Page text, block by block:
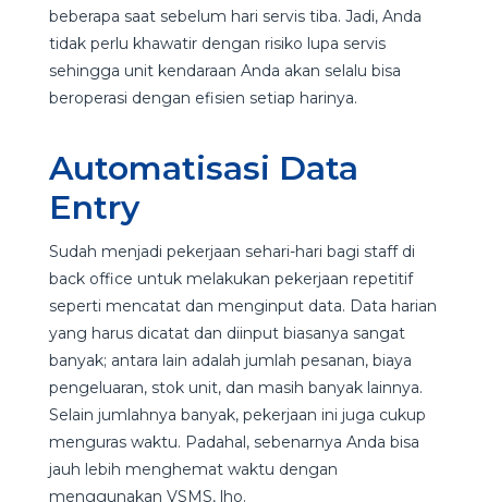
beberapa saat sebelum hari servis tiba. Jadi, Anda
tidak perlu khawatir dengan risiko lupa servis
sehingga unit kendaraan Anda akan selalu bisa
beroperasi dengan efisien setiap harinya.
Automatisasi Data
Entry
Sudah menjadi pekerjaan sehari-hari bagi staff di
back office untuk melakukan pekerjaan repetitif
seperti mencatat dan menginput data. Data harian
yang harus dicatat dan diinput biasanya sangat
banyak; antara lain adalah jumlah pesanan, biaya
pengeluaran, stok unit, dan masih banyak lainnya.
Selain jumlahnya banyak, pekerjaan ini juga cukup
menguras waktu. Padahal, sebenarnya Anda bisa
jauh lebih menghemat waktu dengan
menggunakan VSMS, lho.